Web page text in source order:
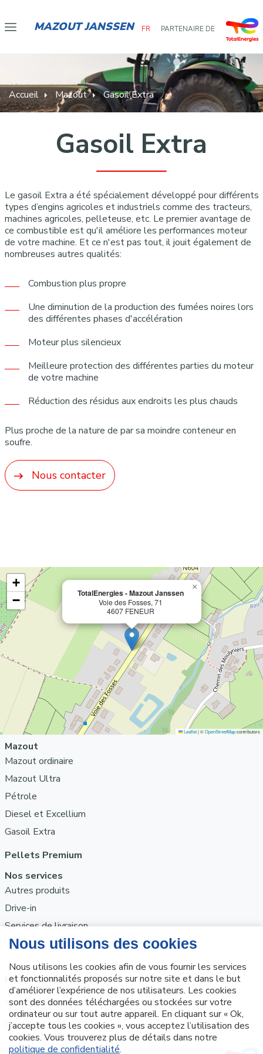
MAZOUT JANSSEN FR PARTENAIRE DE
Accueil Mazout Gasoil Extra
Gasoil Extra
Le gasoil Extra a été spécialement développé pour différents
types d’engins agricoles et industriels comme des tracteurs,
machines agricoles, pelleteuse, etc. Le premier avantage de
ce combustible est qu'il améliore les performances moteur
de votre machine. Et ce n'est pas tout, il jouit également de
nombreuses autres qualités:
Combustion plus propre
Une diminution de la production des fumées noires lors
des différentes phases d'accélération
Moteur plus silencieux
Meilleure protection des différentes parties du moteur
de votre machine
Réduction des résidus aux endroits les plus chauds
Plus proche de la nature de par sa moindre conteneur en
soufre.
Nous contacter
TotalEnergies -Mazout Janssen
Voie des Fosses, 71
4607 FENEUR
×
+
−
Leaflet|©OpenStreetMapcontributors
Mazout
Mazout ordinaire
Mazout Ultra
Pétrole
Diesel et Excellium
Gasoil Extra
Pellets Premium
Nos services
Autres produits
Drive-in
Services de livraison
Mazout Janssen
Voie des Fosses, 71 4607 FENEUR
Nous contacter